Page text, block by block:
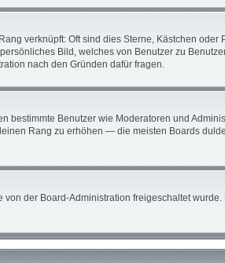
verknüpft: Oft sind dies Sterne, Kästchen
Bild, welches von Benutzer zu
nach den Gründen dafür fragen.
Benutzer wie Moderatoren und
Rang zu erhöhen — die meisten Boards
der Board-Administration freigeschaltet